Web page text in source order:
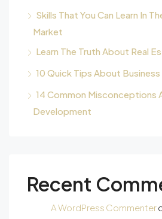
Skills That You Can Learn In
Market
Learn The Truth About Real
10 Quick Tips About
14 Common Misconceptions
Development
Recent
A WordPress Commenter